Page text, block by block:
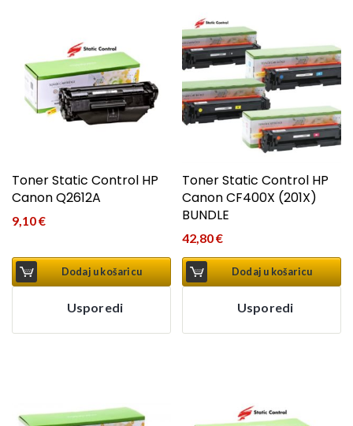
Toner Static Control HP
Canon Q2612A
9,10€
Dodaj u košaricu
Usporedi
Toner Static Control HP
Canon CF400X (201X)
BUNDLE
42,80€
Dodaj u košaricu
Usporedi